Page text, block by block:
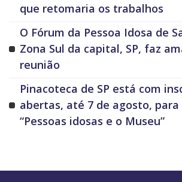
que retomaria os trabalhos
O Fórum da Pessoa Idosa de
Zona Sul da capital, SP, faz
reunião
Pinacoteca de SP está com
abertas, até 7 de agosto, para
“Pessoas idosas e o Museu”